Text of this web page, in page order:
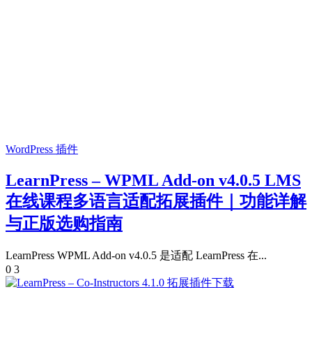
WordPress 插件
LearnPress – WPML Add-on v4.0.5 LMS
在线课程多语言适配拓展插件｜功能详解
与正版选购指南
LearnPress WPML Add-on v4.0.5 是适配 LearnPress 在...
0 3